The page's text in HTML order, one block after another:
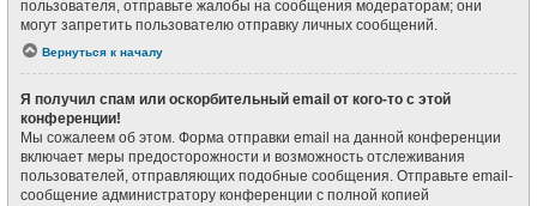
пользователя, отправьте жалобы на сообщения модераторам; они
могут запретить пользователю отправку личных сообщений.
Вернуться к началу
Я получил спам или оскорбительный email от кого-то с этой
конференции!
Мы сожалеем об этом. Форма отправки email на данной конференции
включает меры предосторожности и возможность отслеживания
пользователей, отправляющих подобные сообщения. Отправьте email-
сообщение администратору конференции с полной копией